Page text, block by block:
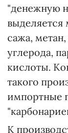
"денежную
сажа,
углерода,
кислоты.
такого
импортные
К